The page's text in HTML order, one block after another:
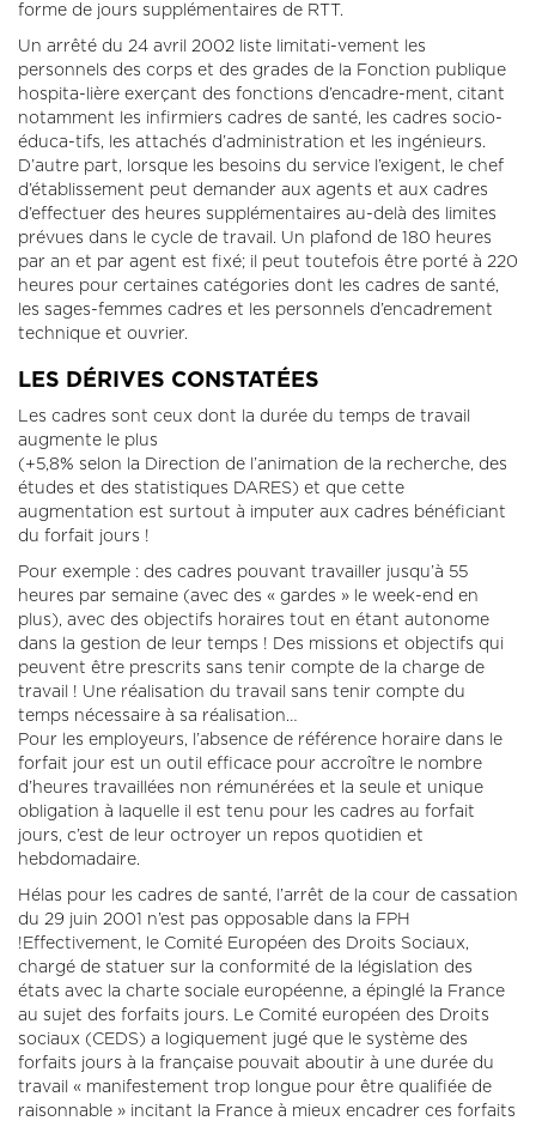
forme de jours supplémentaires de RTT.
Un arrêté du 24 avril 2002 liste limitati-vement les
personnels des corps et des grades de la Fonction publique
hospita-lière exerçant des fonctions d’encadre-ment, citant
notamment les infirmiers cadres de santé, les cadres socio-
éduca-tifs, les attachés d’administration et les ingénieurs.
D’autre part, lorsque les besoins du service l’exigent, le chef
d’établissement peut demander aux agents et aux cadres
d’effectuer des heures supplémentaires au-delà des limites
prévues dans le cycle de travail. Un plafond de 180 heures
par an et par agent est fixé; il peut toutefois être porté à 220
heures pour certaines catégories dont les cadres de santé,
les sages-femmes cadres et les personnels d’encadrement
technique et ouvrier.
LES DÉRIVES CONSTATÉES
Les cadres sont ceux dont la durée du temps de travail
augmente le plus
(+5,8% selon la Direction de l’animation de la recherche, des
études et des statistiques DARES) et que cette
augmentation est surtout à imputer aux cadres bénéficiant
du forfait jours !
Pour exemple : des cadres pouvant travailler jusqu’à 55
heures par semaine (avec des « gardes » le week-end en
plus), avec des objectifs horaires tout en étant autonome
dans la gestion de leur temps ! Des missions et objectifs qui
peuvent être prescrits sans tenir compte de la charge de
travail ! Une réalisation du travail sans tenir compte du
temps nécessaire à sa réalisation…
Pour les employeurs, l’absence de référence horaire dans le
forfait jour est un outil efficace pour accroître le nombre
d’heures travaillées non rémunérées et la seule et unique
obligation à laquelle il est tenu pour les cadres au forfait
jours, c’est de leur octroyer un repos quotidien et
hebdomadaire.
Hélas pour les cadres de santé, l’arrêt de la cour de cassation
du 29 juin 2001 n’est pas opposable dans la FPH
!Effectivement, le Comité Européen des Droits Sociaux,
chargé de statuer sur la conformité de la législation des
états avec la charte sociale européenne, a épinglé la France
au sujet des forfaits jours. Le Comité européen des Droits
sociaux (CEDS) a logiquement jugé que le système des
forfaits jours à la française pouvait aboutir à une durée du
travail « manifestement trop longue pour être qualifiée de
raisonnable » incitant la France à mieux encadrer ces forfaits